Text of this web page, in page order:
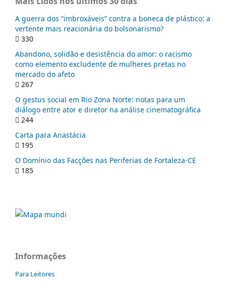
A guerra dos “imbroxáveis” contra a boneca de plástico: a
vertente mais reacionária do bolsonarismo?
330
Abandono, solidão e desistência do amor: o racismo
como elemento excludente de mulheres pretas no
mercado do afeto
267
O gestus social em Rio Zona Norte: notas para um
diálogo entre ator e diretor na análise cinematográfica
244
Carta para Anastácia
195
O Domínio das Facções nas Periferias de Fortaleza-CE
185
Informações
Para Leitores